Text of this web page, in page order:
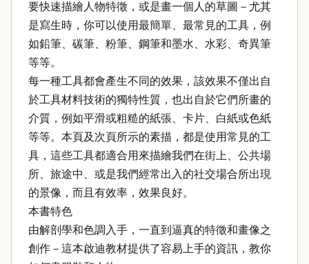
要快速描繪人物特徵，或是畫一個人的草圖－尤其
是寫生時，你可以使用最簡單、最常見的工具，例
如鉛筆、碳筆、粉筆、鋼筆和墨水、水彩、奇異筆
等等。
每一種工具都會產生不同的效果，該效果不僅出自
於工具材料技術的獨特性質，也出自於它們所畫的
介質，例如平滑或粗糙的紙張、卡片、白紙或色紙
等等。本頁及次頁所示的素描，都是使用常見的工
具，這些工具都適合用來描繪我們在街上、公共場
所、旅途中、或是我們經常出入的社交場合所出現
的景像，而且有效率，效果良好。
本書特色
由解剖學和色調入手，一直到逼真的特徵和畫像之
創作－這本啟迪教材提供了容易上手的資訊，教你